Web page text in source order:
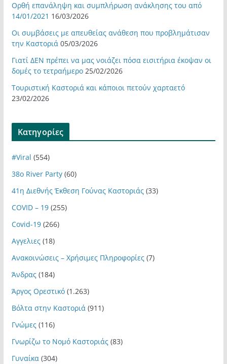
Ορθή επανάληψη και συμπλήρωση ανάκλησης του από
14/01/2021 16/03/2026
Οι συμβάσεις με απευθείας ανάθεση που προβλημάτισαν
την Καστοριά 05/03/2026
Γιατί ΔΕΝ πρέπει να μας νοιάζει πόσα εισιτήρια έκοψαν οι
δομές το τετραήμερο 25/02/2026
Τουριστική Καστοριά και κάποιοι πετούν χαρταετό
23/02/2026
Kατηγορίες
#Viral (554)
38ο River Party(60)
41η Διεθνής Έκθεση Γούνας Καστοριάς(33)
COVID – 19(255)
Covid-19(266)
Αγγελιες(18)
Ανακοινώσεις – Χρήσιμες Πληροφορίες(7)
Άνδρας(184)
Άργος Ορεστικό(1.263)
Βόλτα στην Καστοριά(911)
Γνώμες(116)
Γνωρίζω το Νομό Καστοριάς(83)
Γυναίκα(304)